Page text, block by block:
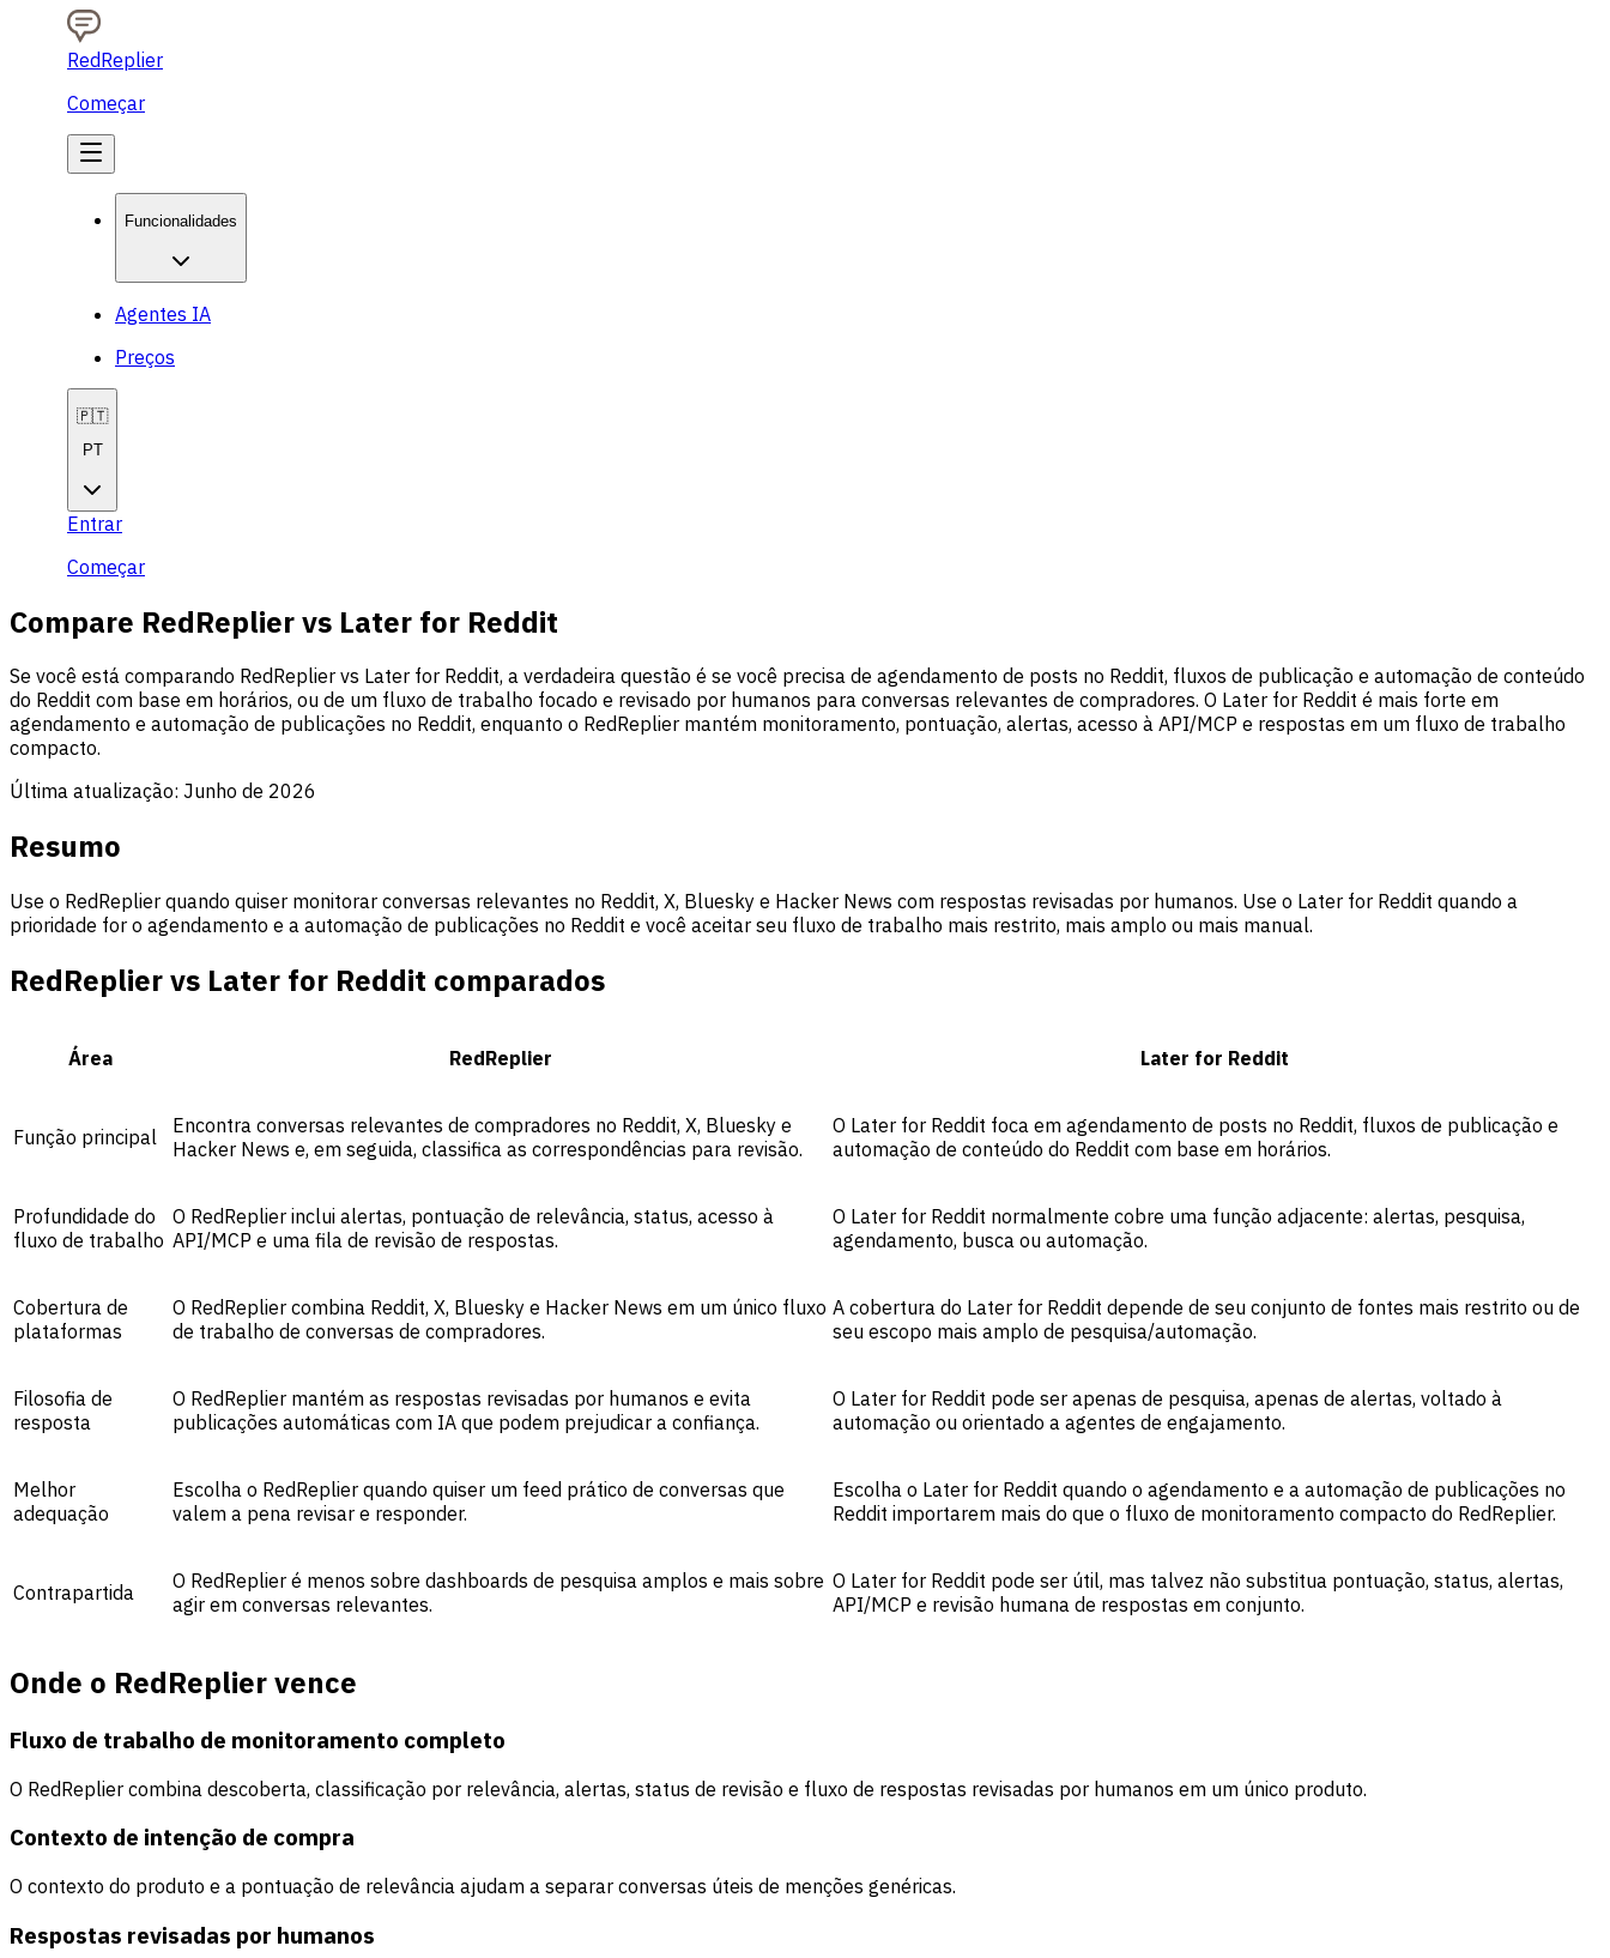
RedReplier
Começar
Funcionalidades
Agentes IA
Preços
🇵🇹
PT
Entrar
Começar
Compare RedReplier vs Later for Reddit
Se você está comparando RedReplier vs Later for Reddit, a verdadeira questão é se você precisa de agendamento de posts no Reddit, fluxos de publicação e automação de conteúdo
do Reddit com base em horários, ou de um fluxo de trabalho focado e revisado por humanos para conversas relevantes de compradores. O Later for Reddit é mais forte em
agendamento e automação de publicações no Reddit, enquanto o RedReplier mantém monitoramento, pontuação, alertas, acesso à API/MCP e respostas em um fluxo de trabalho
compacto.
Última atualização: Junho de 2026
Resumo
Use o RedReplier quando quiser monitorar conversas relevantes no Reddit, X, Bluesky e Hacker News com respostas revisadas por humanos. Use o Later for Reddit quando a
prioridade for o agendamento e a automação de publicações no Reddit e você aceitar seu fluxo de trabalho mais restrito, mais amplo ou mais manual.
RedReplier vs Later for Reddit comparados
Área RedReplier Later for Reddit
Função principal
Encontra conversas relevantes de compradores no Reddit, X, Bluesky e
Hacker News e, em seguida, classifica as correspondências para revisão.
O Later for Reddit foca em agendamento de posts no Reddit, fluxos de publicação e
automação de conteúdo do Reddit com base em horários.
Profundidade do
fluxo de trabalho
O RedReplier inclui alertas, pontuação de relevância, status, acesso à
API/MCP e uma fila de revisão de respostas.
O Later for Reddit normalmente cobre uma função adjacente: alertas, pesquisa,
agendamento, busca ou automação.
Cobertura de
plataformas
O RedReplier combina Reddit, X, Bluesky e Hacker News em um único fluxo
de trabalho de conversas de compradores.
A cobertura do Later for Reddit depende de seu conjunto de fontes mais restrito ou de
seu escopo mais amplo de pesquisa/automação.
Filosofia de
resposta
O RedReplier mantém as respostas revisadas por humanos e evita
publicações automáticas com IA que podem prejudicar a confiança.
O Later for Reddit pode ser apenas de pesquisa, apenas de alertas, voltado à
automação ou orientado a agentes de engajamento.
Melhor
adequação
Escolha o RedReplier quando quiser um feed prático de conversas que
valem a pena revisar e responder.
Escolha o Later for Reddit quando o agendamento e a automação de publicações no
Reddit importarem mais do que o fluxo de monitoramento compacto do RedReplier.
Contrapartida
O RedReplier é menos sobre dashboards de pesquisa amplos e mais sobre
agir em conversas relevantes.
O Later for Reddit pode ser útil, mas talvez não substitua pontuação, status, alertas,
API/MCP e revisão humana de respostas em conjunto.
Onde o RedReplier vence
Fluxo de trabalho de monitoramento completo
O RedReplier combina descoberta, classificação por relevância, alertas, status de revisão e fluxo de respostas revisadas por humanos em um único produto.
Contexto de intenção de compra
O contexto do produto e a pontuação de relevância ajudam a separar conversas úteis de menções genéricas.
Respostas revisadas por humanos